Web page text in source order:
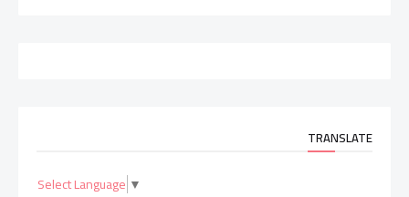
TRANSLATE
Select Language ▼